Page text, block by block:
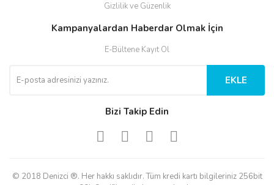
Gizlilik ve Güzenlik
Kampanyalardan Haberdar Olmak İçin
E-Bültene Kayıt Ol
EKLE
Bizi Takip Edin
© 2018 Denizci ®. Her hakkı saklıdır. Tüm kredi kartı bilgileriniz 256bit